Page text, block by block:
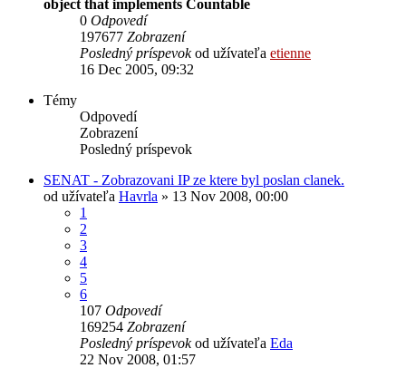
object that implements Countable
0 Odpovedí
197677 Zobrazení
Posledný príspevokod užívateľa etienne
16 Dec 2005, 09:32
Témy
Odpovedí
Zobrazení
Posledný príspevok
SENAT - Zobrazovani IP ze ktere byl poslan clanek.
od užívateľa Havrla » 13 Nov 2008, 00:00
1
2
3
4
5
6
107 Odpovedí
169254 Zobrazení
Posledný príspevokod užívateľa Eda
22 Nov 2008, 01:57